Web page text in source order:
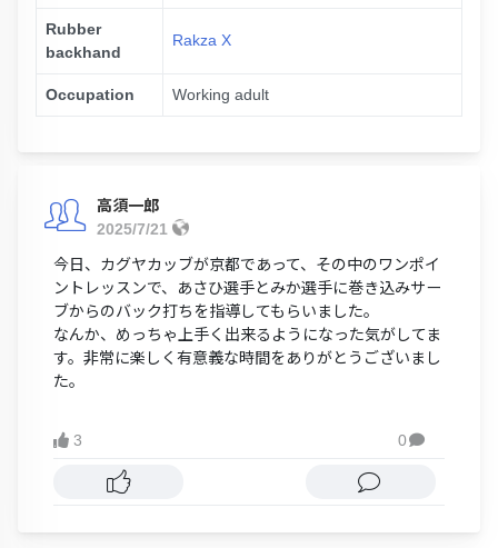
Rubber
backhand
Rakza X
Occupation Working adult
高須一郎
2025/7/21
今日、カグヤカッブが京都であって、その中のワンポイ
ントレッスンで、あさひ選手とみか選手に巻き込みサー
ブからのバック打ちを指導してもらいました。
なんか、めっちゃ上手く出来るようになった気がしてま
す。非常に楽しく有意義な時間をありがとうございまし
た。
3 0